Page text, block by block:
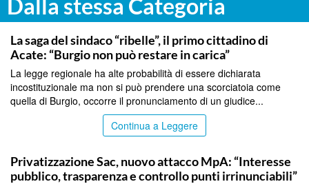
Dalla stessa Categoria
CATANIA
La saga del sindaco “ribelle”, il primo cittadino di
Acate: “Burgio non può restare in carica”
La legge regionale ha alte probabilità di essere dichiarata
incostituzionale ma non si può prendere una scorciatoia come
quella di Burgio, occorre il pronunciamento di un giudice...
Continua a Leggere
Privatizzazione Sac, nuovo attacco MpA: “Interesse
pubblico, trasparenza e controllo punti irrinunciabili”